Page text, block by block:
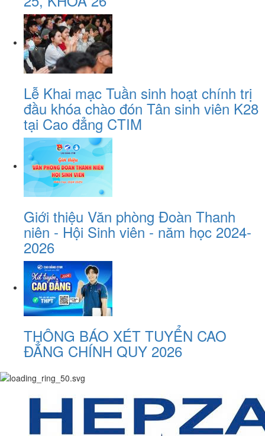
Lễ Khai mạc Tuần sinh hoạt chính trị
đầu khóa chào đón Tân sinh viên K28
tại Cao đẳng CTIM
Giới thiệu Văn phòng Đoàn Thanh
niên - Hội Sinh viên - năm học 2024-
2026
THÔNG BÁO XÉT TUYỂN CAO
ĐẲNG CHÍNH QUY 2026